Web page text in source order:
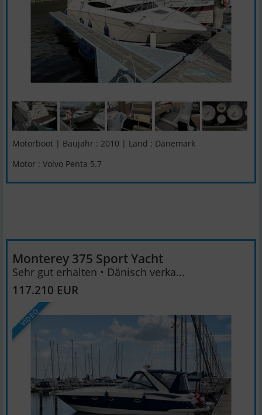
Motorboot | Baujahr : 2010 | Land : Dänemark
Motor : Volvo Penta 5.7
Monterey 375 Sport Yacht
Sehr gut erhalten • Dänisch verka...
117.210 EUR
VIDEO